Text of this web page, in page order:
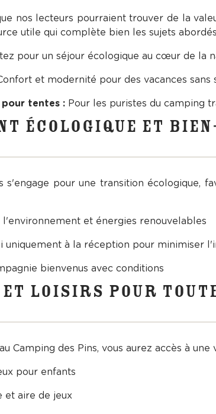
nos lecteurs pourraient trouver de la
utile qui complète bien les sujets
pour un séjour écologique au cœur de la
et modernité pour des vacances sans
pour tentes : Pour les puristes du camping
ÉCOLOGIQUE ET
s'engage pour une transition écologique,
l'environnement et énergies renouvelables
uniquement à la réception pour minimiser
bienvenus avec conditions
LOISIRS POUR
Camping des Pins, vous aurez accès à
pour enfants
et aire de jeux